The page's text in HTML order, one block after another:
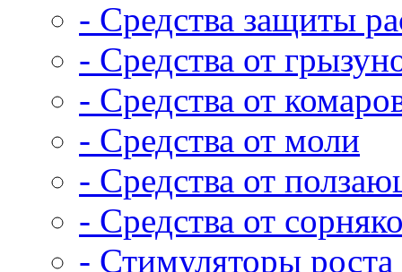
- Средства защиты
- Средства от
- Средства от
- Средства от моли
- Средства от
- Средства от
- Стимуляторы роста